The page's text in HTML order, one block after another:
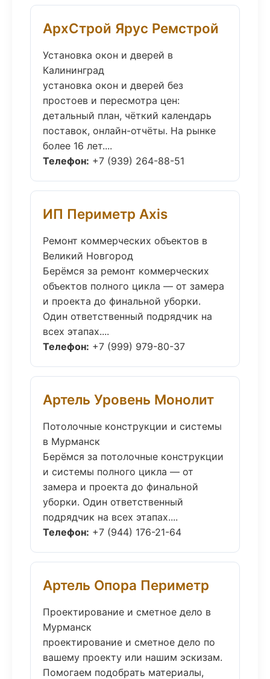
АрхСтрой Ярус Ремстрой
Установка окон и дверей в
Калининград
установка окон и дверей без
простоев и пересмотра цен:
детальный план, чёткий календарь
поставок, онлайн-отчёты. На рынке
более 16 лет....
Телефон: +7 (939) 264-88-51
ИП Периметр Axis
Ремонт коммерческих объектов в
Великий Новгород
Берёмся за ремонт коммерческих
объектов полного цикла — от замера
и проекта до финальной уборки.
Один ответственный подрядчик на
всех этапах....
Телефон: +7 (999) 979-80-37
Артель Уровень Монолит
Потолочные конструкции и системы
в Мурманск
Берёмся за потолочные конструкции
и системы полного цикла — от
замера и проекта до финальной
уборки. Один ответственный
подрядчик на всех этапах....
Телефон: +7 (944) 176-21-64
Артель Опора Периметр
Проектирование и сметное дело в
Мурманск
проектирование и сметное дело по
вашему проекту или нашим эскизам.
Помогаем подобрать материалы,